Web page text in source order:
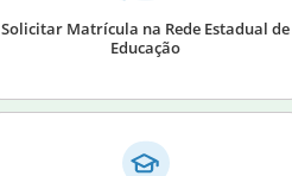
Solicitar Matrícula na Rede Estadual de
Educação